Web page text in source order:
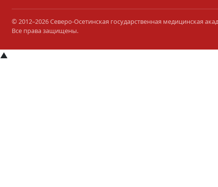
© 2012–2026 Северо-Осетинская государственная медицинская
Все права защищены.
▲